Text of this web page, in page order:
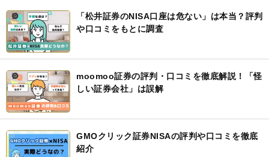
「松井証券のNISA口座は危ない」は本当？評判
や口コミをもとに調査
moomoo証券の評判・口コミを徹底解説！「怪
しい証券会社」は誤解
GMOクリック証券NISAの評判や口コミを徹底
紹介